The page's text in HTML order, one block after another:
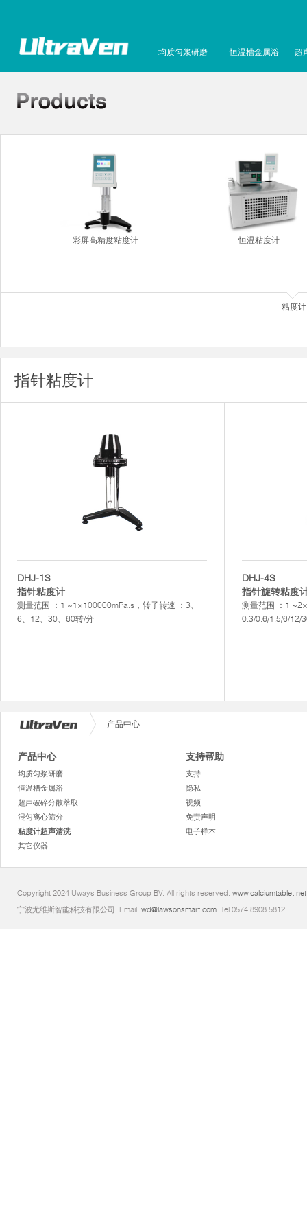
均质匀浆研磨 恒温槽金属浴 超
彩屏高精度粘度计 恒温粘度计
粘度计
指针粘度计
DHJ-1S
指针粘度计
测量范围 ：1 ~1×100000mPa.s，转子转速 ：3、
6、12、30、60转/分
DHJ-4S
指针旋转粘度
测量范围 ：1
0.3/0.6/1.5/6/12/
产品中心
产品中心
均质匀浆研磨
恒温槽金属浴
超声破碎分散萃取
混匀离心筛分
粘度计超声清洗
其它仪器
支持帮助
支持
隐私
视频
免责声明
电子样本
Copyright 2024 Uways Business Group BV. All rights reserved. www.calciumtablet.net
宁波尤维斯智能科技有限公司. Email: wd@lawsonsmart.com. Tel:0574 8908 5812